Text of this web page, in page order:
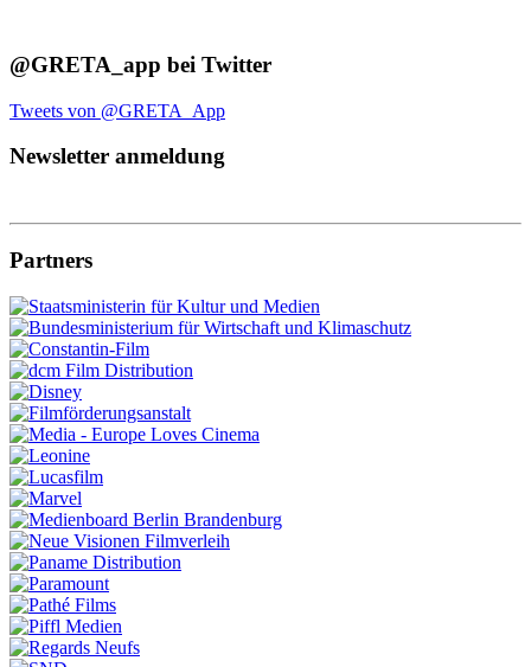
@GRETA_app bei Twitter
Tweets von @GRETA_App
Newsletter anmeldung
Partners